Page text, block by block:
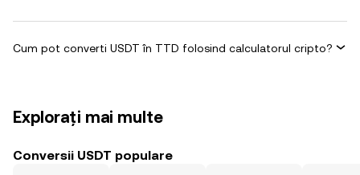
Cum pot converti USDT în TTD folosind calculatorul cripto?
Explorați mai multe
Conversii USDT populare